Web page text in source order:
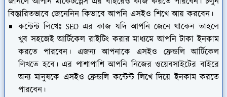
বিস্তারিতভাবে জেনেনিন কিভাবে আপনি এসইও শিখে আয় করবেন।
কন্টেন্ট লিখেঃ SEO এর কাজ যদি আপনি জেনে থাকেন তাহলে
খুব সহজেই আর্টিকেল রাইটিং করার মাধ্যমে আপনি টাকা ইনকাম
করতে পারবেন। এজন্য আপনাকে এসইও ফ্রেন্ডলি আর্টিকেল
লিখতে হবে। এর পাশাপাশি আপনি নিজের ওয়েবসাইটের বাইরে
অন্য মানুষকে এসইও ফ্রেন্ডলি কন্টেন্ট লিখে দিয়ে ইনকাম করতে
পারবেন।